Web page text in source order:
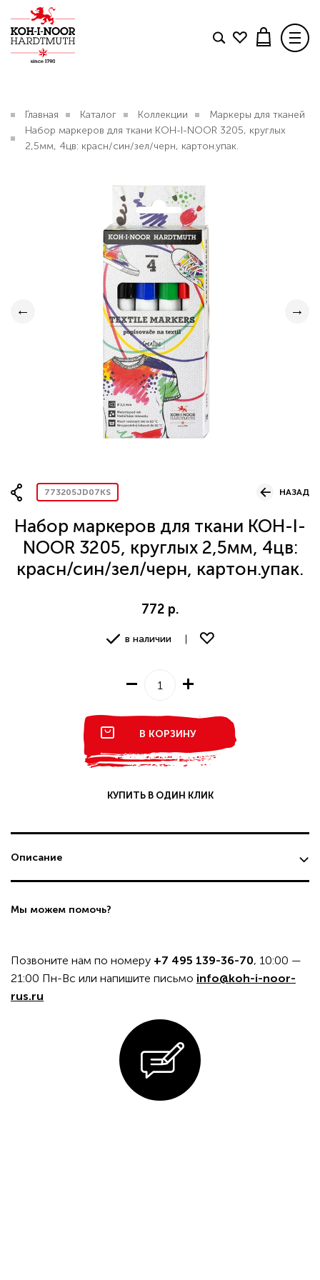
КОЛЛЕКЦИИ
БЛОГ
ДОСТАВКА И ОПЛАТА
В КАТАЛОГ
Главная Каталог Коллекции
Маркеры для тканей
Набор маркеров для ткани KOH-I-NOOR 3205, круглых
2,5мм, 4цв: красн/син/зел/черн, картон.упак.
773205JD07KS НАЗАД
Набор маркеров для ткани KOH-I-
NOOR 3205, круглых 2,5мм, 4цв:
красн/син/зел/черн, картон.упак.
772 р.
в наличии
В КОРЗИНУ
КУПИТЬ В ОДИН КЛИК
Описание
Мы можем помочь?
Позвоните нам по номеру +7 495 139-36-70, 10:00 —
21:00 Пн-Вс или напишите письмо info@koh-i-noor-
rus.ru
Товар добавлен в корзину
картон.упак.
772 р.
ПРОДОЛЖИТЬ ПОКУПКИ
ОФОРМИТЬ ЗАКАЗ
Свяжитесь с нами.
Вопрос по интернет-магазину
Вопрос по представительству